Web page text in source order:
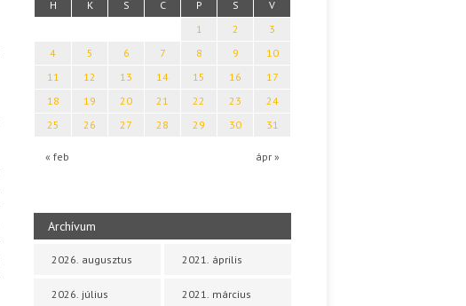
H K S C P S V
« feb ápr »
1 2
3
4
5 6 7 8 9
10
11
12 13 14 15 16
17
18
19 20 21 22 23
24
25
26 27 28 29 30 31
Archívum
2026. augusztus
2026. július
2021. április
2021. március